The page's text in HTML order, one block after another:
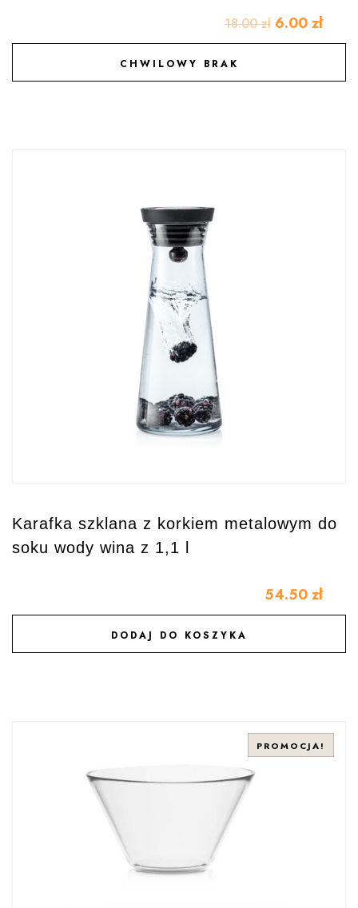
18.00zł 6.00 zł
CHWILOWY BRAK
DODAJ DO ULUBIONYCH
Karafka szklana z korkiem metalowym do
soku wody wina z 1,1 l
54.50 zł
DODAJ DO KOSZYKA
DODAJ DO ULUBIONYCH
PROMOCJA!